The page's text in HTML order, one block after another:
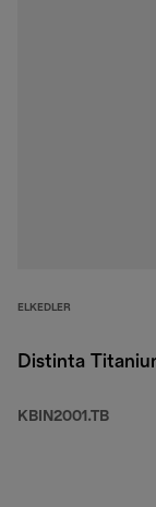
ELKEDLER
Distinta
KBIN2001.TB